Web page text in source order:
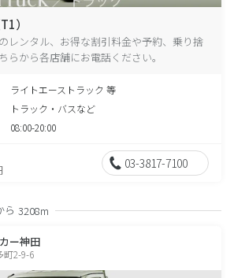
）
レンタル、お得な割引料金や予約、乗り捨
らから各店舗にお電話ください。
ライトエーストラック 等
トラック・バスなど
08:00-20:00
03-3817-7100
ら 3208m
ー神田
町2-9-6